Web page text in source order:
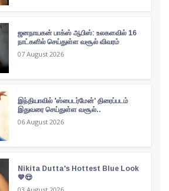
ஜனநாயகன் பாக்ஸ் ஆபிஸ்: உலகளவில் 16
நாட்களில் செய்துள்ள வசூல் விவரம்
07 August 2026
இந்தியாவில் 'ஸ்பைடர்மேன்' திரைப்படம்
இதுவரை செய்துள்ள வசூல்..
06 August 2026
Nikita Dutta's Hottest Blue Look
💙😍